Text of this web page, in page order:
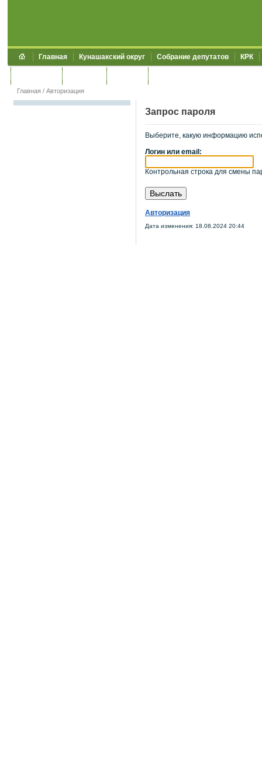
Главная Кунашакский округ Собрание депутатов КРК
Главная / Авторизация
Запрос пароля
Выберите, какую информацию
Логин или email:
Контрольная строка для смены
Авторизация
Дата изменения: 18.08.2024 20:44